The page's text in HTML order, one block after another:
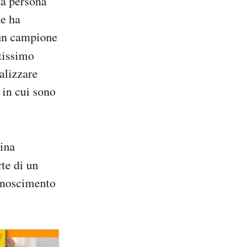
ha
campione
cui sono
di un